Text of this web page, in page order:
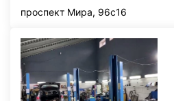
проспект Мира, 96с16